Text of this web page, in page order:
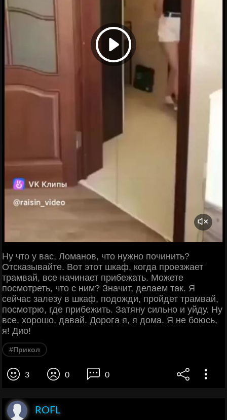
Ну что у вас, Ломанов, что нужно починить?
Отсказывайте. Вот этот шкаф, когда проезжает
трамвай, все начинает прибежать. Можете
посмотреть, что с ним? Значит, делаем так. Я
сейчас залезу в шкаф, подожди, пройдет трамвай,
посмотрю, где прибежить. Затяну сильно и уйду. Ну
все, хорошо, давай. Дорога я, я дома. Я не боюсь,
я! Дио!
#Прикол
3 0 0
ROFL